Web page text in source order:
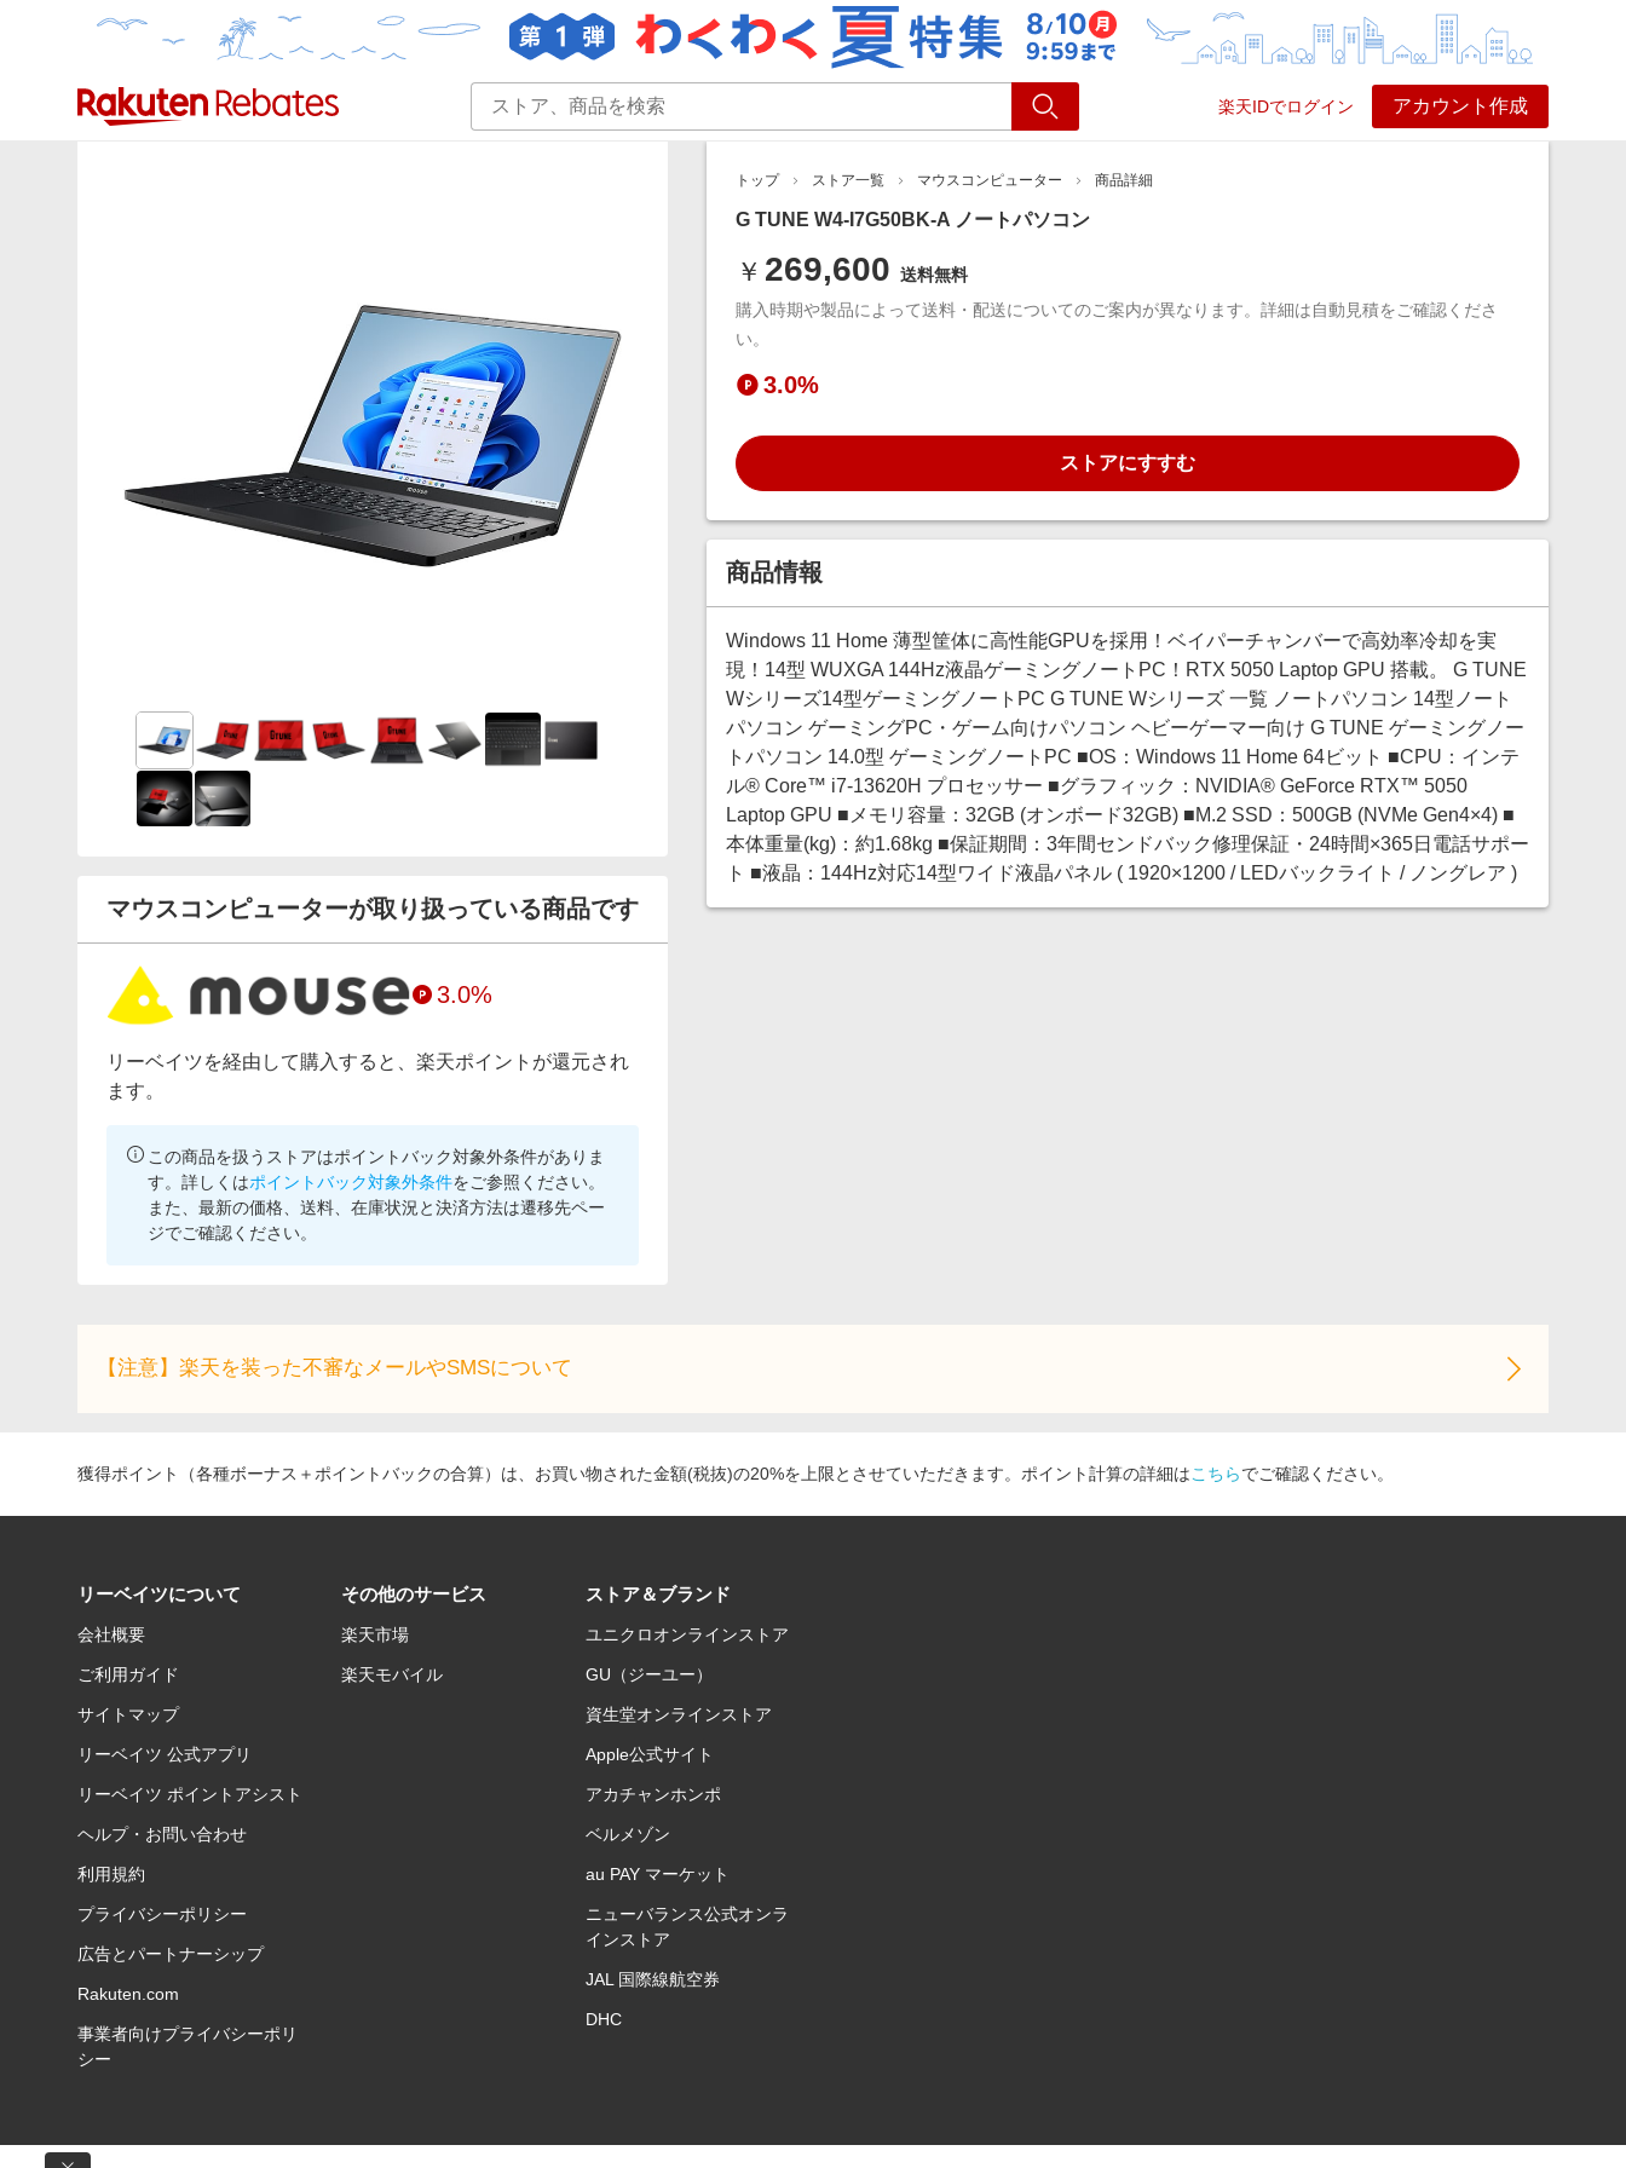
楽天IDでログイン アカウント作成
マウスコンピューターが取り扱っている商品です
3.0%
リーベイツを経由して購入すると、楽天ポイントが還元され
ます。
この商品を扱うストアはポイントバック対象外条件がありま
す。詳しくはポイントバック対象外条件をご参照ください。
また、最新の価格、送料、在庫状況と決済方法は遷移先ペー
ジでご確認ください。
トップ ストア一覧 マウスコンピューター 商品詳細
G TUNE W4-I7G50BK-A ノートパソコン
￥ 269,600 送料無料
購入時期や製品によって送料・配送についてのご案内が異なります。詳細は自動見積をご確認くださ
い。
3.0%
ストアにすすむ
商品情報
Windows 11 Home 薄型筐体に高性能GPUを採用！ベイパーチャンバーで高効率冷却を実
現！14型 WUXGA 144Hz液晶ゲーミングノートPC！RTX 5050 Laptop GPU 搭載。 G TUNE
Wシリーズ14型ゲーミングノートPC G TUNE Wシリーズ 一覧 ノートパソコン 14型ノート
パソコン ゲーミングPC・ゲーム向けパソコン ヘビーゲーマー向け G TUNE ゲーミングノー
トパソコン 14.0型 ゲーミングノートPC ■OS：Windows 11 Home 64ビット ■CPU：インテ
ル® Core™ i7-13620H プロセッサー ■グラフィック：NVIDIA® GeForce RTX™ 5050
Laptop GPU ■メモリ容量：32GB (オンボード32GB) ■M.2 SSD：500GB (NVMe Gen4×4) ■
本体重量(kg)：約1.68kg ■保証期間：3年間センドバック修理保証・24時間×365日電話サポー
ト ■液晶：144Hz対応14型ワイド液晶パネル ( 1920×1200 / LEDバックライト / ノングレア )
【注意】楽天を装った不審なメールやSMSについて
獲得ポイント（各種ボーナス＋ポイントバックの合算）は、お買い物された金額(税抜)の20%を上限とさせていただきます。ポイント計算の詳細はこちらでご確認ください。
リーベイツについて
会社概要
ご利用ガイド
サイトマップ
リーベイツ 公式アプリ
リーベイツ ポイントアシスト
ヘルプ・お問い合わせ
利用規約
プライバシーポリシー
広告とパートナーシップ
Rakuten.com
事業者向けプライバシーポリ
シー
その他のサービス
楽天市場
楽天モバイル
ストア＆ブランド
ユニクロオンラインストア
GU（ジーユー）
資生堂オンラインストア
Apple公式サイト
アカチャンホンポ
ベルメゾン
au PAY マーケット
ニューバランス公式オンラ
インストア
JAL 国際線航空券
DHC